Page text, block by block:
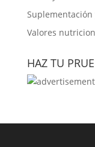
Suplementación
Valores
HAZ TU